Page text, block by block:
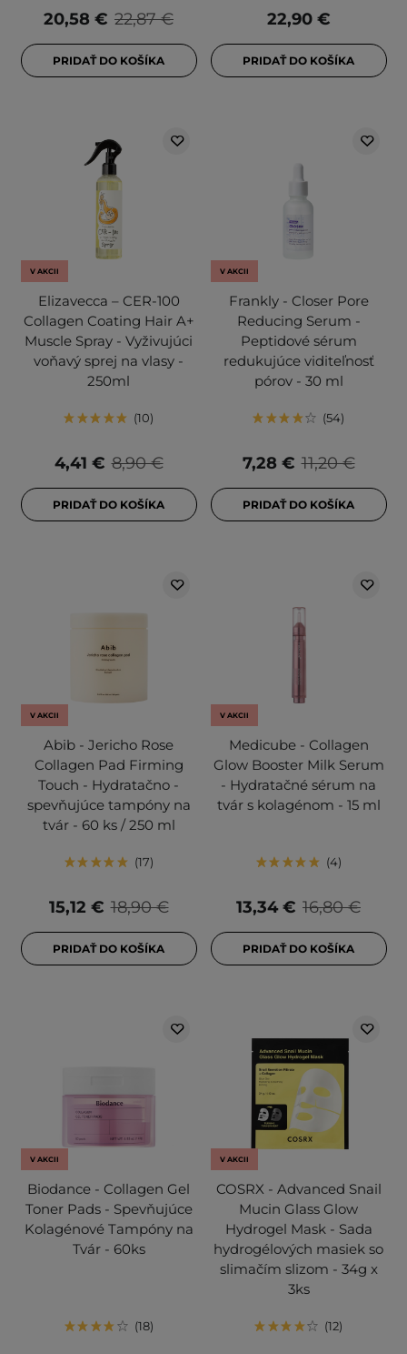
22,87 €
20,58 €
PRIDAŤ DO KOŠÍKA
22,90 €
PRIDAŤ DO KOŠÍKA
V AKCII
Elizavecca – CER-100
Collagen Coating Hair A+
Muscle Spray - Vyživujúci
voňavý sprej na vlasy -
250ml
10
8,90 €
4,41 €
PRIDAŤ DO KOŠÍKA
V AKCII
Frankly - Closer Pore
Reducing Serum -
Peptidové sérum
redukujúce viditeľnosť
pórov - 30 ml
54
11,20 €
7,28 €
PRIDAŤ DO KOŠÍKA
V AKCII
Abib - Jericho Rose
Collagen Pad Firming
Touch - Hydratačno -
spevňujúce tampóny na
tvár - 60 ks / 250 ml
17
18,90 €
15,12 €
PRIDAŤ DO KOŠÍKA
V AKCII
Medicube - Collagen
Glow Booster Milk Serum
- Hydratačné sérum na
tvár s kolagénom - 15 ml
4
16,80 €
13,34 €
PRIDAŤ DO KOŠÍKA
V AKCII
Biodance - Collagen Gel
Toner Pads - Spevňujúce
Kolagénové Tampóny na
Tvár - 60ks
18
V AKCII
COSRX - Advanced Snail
Mucin Glass Glow
Hydrogel Mask - Sada
hydrogélových masiek so
slimačím slizom - 34g x
3ks
12